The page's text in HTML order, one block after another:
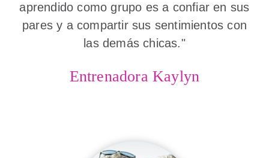
aprendido como grupo es a confiar en sus
pares y a compartir sus sentimientos con
las demás chicas."
Entrenadora Kaylyn